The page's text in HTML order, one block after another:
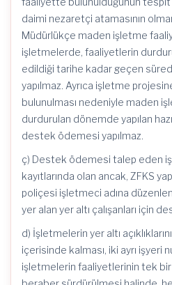
daimi nezaretçi atamasının
Müdürlükçe maden işletme
işletmelerde, faaliyetlerin
edildiği tarihe kadar geçen
yapılmaz. Ayrıca işletme
bulunulması nedeniyle maden
durdurulan dönemde yapılan
destek ödemesi yapılmaz.
ç) Destek ödemesi talep eden
kayıtlarında olan ancak, ZFKS
poliçesi işletmeci adına
yer alan yer altı çalışanları için
d) İşletmelerin yer altı
içerisinde kalması, iki ayrı işyeri
işletmelerin faaliyetlerinin tek bir